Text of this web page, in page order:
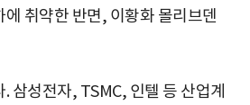
취약한 반면, 이황화 몰리브덴
삼성전자, TSMC, 인텔 등 산업계